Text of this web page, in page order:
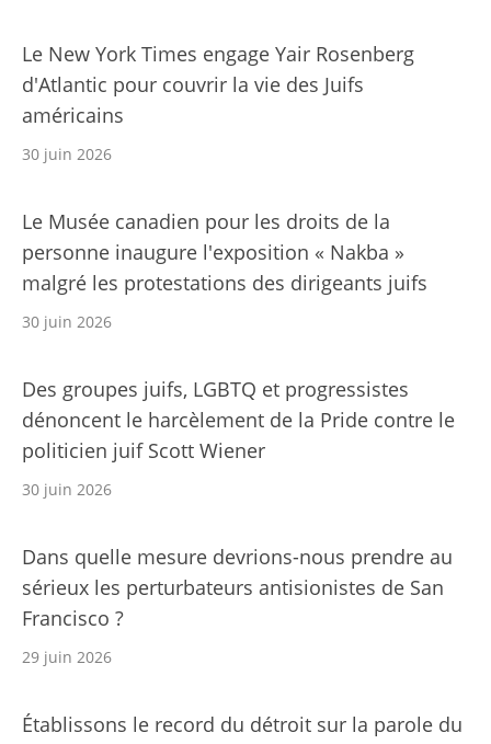
Le New York Times engage Yair Rosenberg
d'Atlantic pour couvrir la vie des Juifs
américains
30 juin 2026
Le Musée canadien pour les droits de la
personne inaugure l'exposition « Nakba »
malgré les protestations des dirigeants juifs
30 juin 2026
Des groupes juifs, LGBTQ et progressistes
dénoncent le harcèlement de la Pride contre le
politicien juif Scott Wiener
30 juin 2026
Dans quelle mesure devrions-nous prendre au
sérieux les perturbateurs antisionistes de San
Francisco ?
29 juin 2026
Établissons le record du détroit sur la parole du